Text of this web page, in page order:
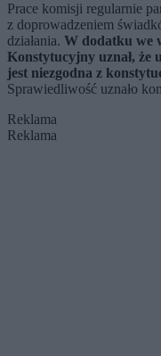
Prace komisji regularnie
z doprowadzeniem
działania. W dodatku we
Konstytucyjny uznał, że
jest niezgodna z
Sprawiedliwość uznało
Reklama
Reklama